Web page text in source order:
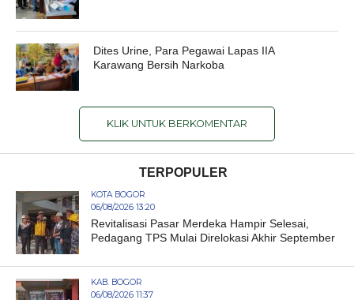
Dites Urine, Para Pegawai Lapas IIA
Karawang Bersih Narkoba
KLIK UNTUK BERKOMENTAR
TERPOPULER
KOTA BOGOR
06/08/2026 13:20
Revitalisasi Pasar Merdeka Hampir Selesai,
Pedagang TPS Mulai Direlokasi Akhir September
KAB. BOGOR
06/08/2026 11:37